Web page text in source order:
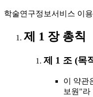
학술연구정보서비스 이
제 1 장 총칙
제 1 조 (목
이 약관
보원"라